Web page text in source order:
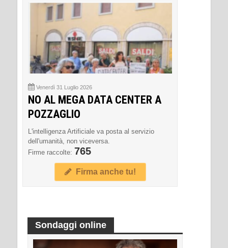
Venerdì 31 Luglio 2026
NO AL MEGA DATA CENTER A
POZZAGLIO
L'intelligenza Artificiale va posta al servizio
dell'umanità, non viceversa.
Firme raccolte: 765
Firma anche tu!
Sondaggi online